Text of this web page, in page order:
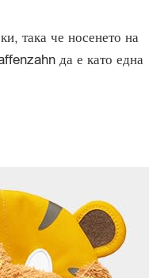
така че носенето на
да е като една